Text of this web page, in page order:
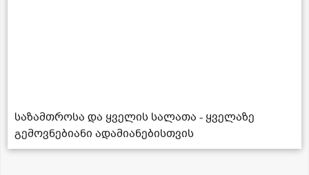
საზამთროსა და ყველის სალათა - ყველაზე
გემოვნებიანი ადამიანებისთვის